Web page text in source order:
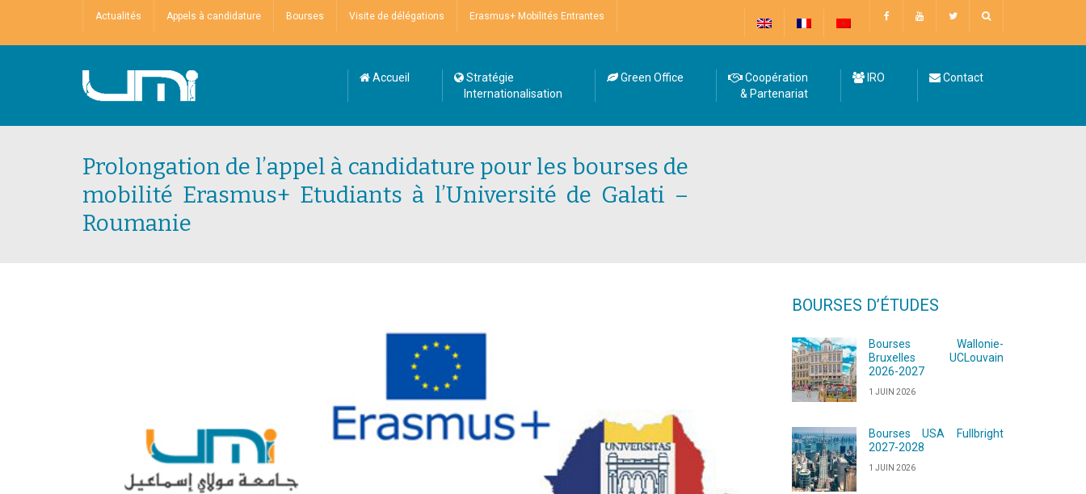
Actualités Appels à candidature Bourses Visite de délégations Erasmus+ Mobilités Entrantes
Accueil
Stratégie
Internationalisation
Green Office
Coopération
& Partenariat
IRO Contact
Prolongation de l’appel à candidature pour les bourses de
mobilité Erasmus+ Etudiants à l’Université de Galati –
Roumanie
BOURSES D’ÉTUDES
Bourses Wallonie-
Bruxelles UCLouvain
2026-2027
1 JUIN 2026
Bourses USA Fullbright
2027-2028
1 JUIN 2026